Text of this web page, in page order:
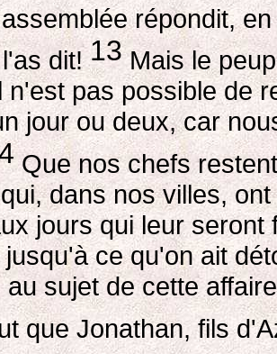
répondit,
dit!13Mais le
n'est pas possible de
jour ou deux, car
Que nos chefs
dans nos villes,
jours qui leur
ce qu'on ait
sujet de cette
que Jonathan, fils